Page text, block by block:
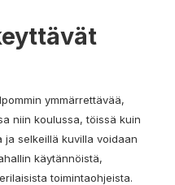
ymmärrettävää,
niin koulussa, töissä kuin
ja selkeillä kuvilla voidaan
käytännöistä,
toimintaohjeista.